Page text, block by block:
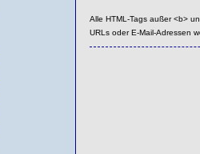
Alle HTML-Tags außer <b>
URLs oder E-Mail-Adressen